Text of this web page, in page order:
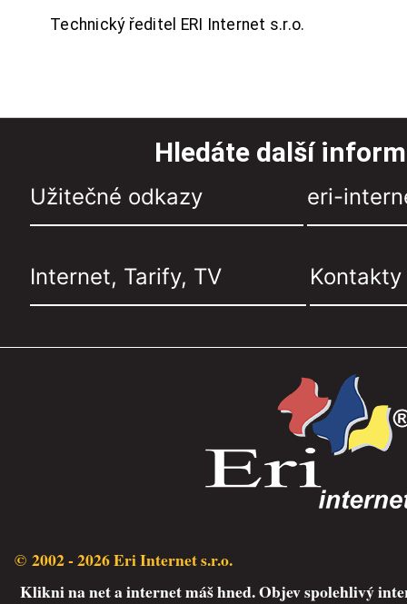
Technický ředitel ERI Internet s.r.o.
Hledáte další
Užitečné odkazy eri-
Internet, Tarify, TV Kontakty
© 2002 - 2026 Eri Internet s.r.o.
Klikni na net a internet máš hned. Objev spolehlivý